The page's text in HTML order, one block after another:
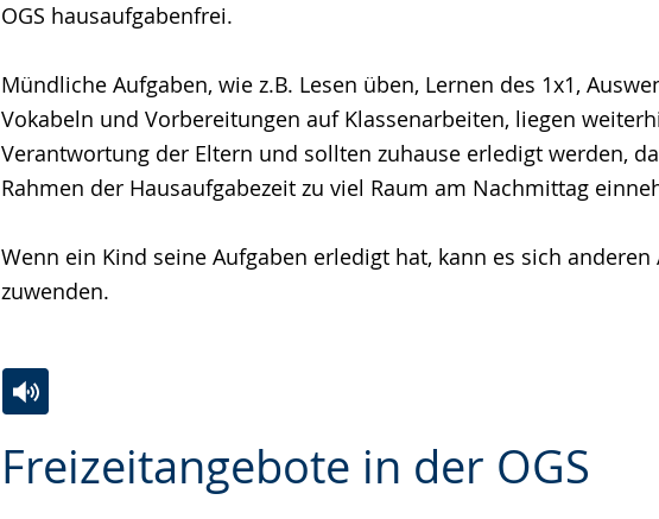
OGS hausaufgabenfrei.
Mündliche Aufgaben, wie z.B. Lesen üben, Lernen des 1x1,
Vokabeln und Vorbereitungen auf Klassenarbeiten, liegen
Verantwortung der Eltern und sollten zuhause erledigt werden,
Rahmen der Hausaufgabezeit zu viel Raum am Nachmittag
Wenn ein Kind seine Aufgaben erledigt hat, kann es sich anderen
zuwenden.
Freizeitangebote in der OGS
Leichten
Audio-
Video